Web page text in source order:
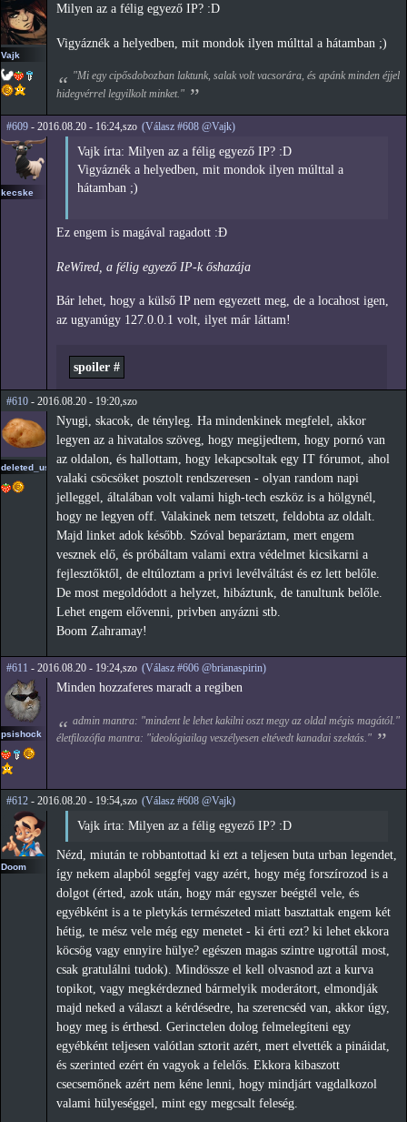
Vajk
Milyen az a félig egyező IP? :D
Vigyáznék a helyedben, mit mondok ilyen múlttal a hátamban ;)
"Mi egy cipősdobozban laktunk, salak volt vacsorára, és apánk minden éjjel
hidegvérrel legyilkolt minket."
#609 - 2016.08.20 - 16:24,szo (Válasz #608 @Vajk)
kecske
Vajk írta: Milyen az a félig egyező IP? :D
Vigyáznék a helyedben, mit mondok ilyen múlttal a
hátamban ;)
Ez engem is magával ragadott :Đ
ReWired, a félig egyező IP-k őshazája
Bár lehet, hogy a külső IP nem egyezett meg, de a locahost igen,
az ugyanúgy 127.0.0.1 volt, ilyet már láttam!
spoiler #
#610 - 2016.08.20 - 19:20,szo
deleted_user_2
Nyugi, skacok, de tényleg. Ha mindenkinek megfelel, akkor
legyen az a hivatalos szöveg, hogy megijedtem, hogy pornó van
az oldalon, és hallottam, hogy lekapcsoltak egy IT fórumot, ahol
valaki csöcsöket posztolt rendszeresen - olyan random napi
jelleggel, általában volt valami high-tech eszköz is a hölgynél,
hogy ne legyen off. Valakinek nem tetszett, feldobta az oldalt.
Majd linket adok később. Szóval beparáztam, mert engem
vesznek elő, és próbáltam valami extra védelmet kicsikarni a
fejlesztőktől, de eltúloztam a privi levélváltást és ez lett belőle.
De most megoldódott a helyzet, hibáztunk, de tanultunk belőle.
Lehet engem elővenni, privben anyázni stb.
Boom Zahramay!
#611 - 2016.08.20 - 19:24,szo (Válasz #606 @brianaspirin)
psishock
Minden hozzaferes maradt a regiben
admin mantra: "mindent le lehet kakilni oszt megy az oldal mégis magától."
életfilozófia mantra: "ideológiailag veszélyesen eltévedt kanadai szektás."
#612 - 2016.08.20 - 19:54,szo (Válasz #608 @Vajk)
Doom
Vajk írta: Milyen az a félig egyező IP? :D
Nézd, miután te robbantottad ki ezt a teljesen buta urban legendet,
így nekem alapból seggfej vagy azért, hogy még forszírozod is a
dolgot (érted, azok után, hogy már egyszer beégtél vele, és
egyébként is a te pletykás természeted miatt basztattak engem két
hétig, te mész vele még egy menetet - ki érti ezt? ki lehet ekkora
köcsög vagy ennyire hülye? egészen magas szintre ugrottál most,
csak gratulálni tudok). Mindössze el kell olvasnod azt a kurva
topikot, vagy megkérdezned bármelyik moderátort, elmondják
majd neked a választ a kérdésedre, ha szerencséd van, akkor úgy,
hogy meg is érthesd. Gerinctelen dolog felmelegíteni egy
egyébként teljesen valótlan sztorit azért, mert elvették a pináidat,
és szerinted ezért én vagyok a felelős. Ekkora kibaszott
csecsemőnek azért nem kéne lenni, hogy mindjárt vagdalkozol
valami hülyeséggel, mint egy megcsalt feleség.